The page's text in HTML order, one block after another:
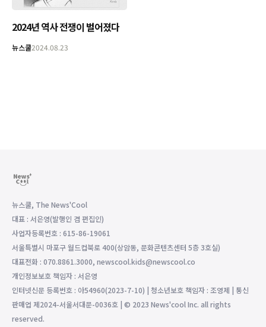
2024년 역사 전쟁이 벌어졌다
뉴스쿨2024.08.23
뉴스쿨, The News'Cool
대표 : 서은영(발행인 겸 편집인)
사업자등록번호 : 615-86-19061
서울특별시 마포구 월드컵북로 400(상암동, 문화콘텐츠센터 5층 3호실)
대표전화 : 070.8861.3000, newscool.kids@newscool.co
개인정보보호 책임자 : 서은영
인터넷신문 등록번호 : 아54960(2023-7-10) | 청소년보호 책임자 : 조영제 | 통신
판매업 제2024-서울서대문-0036호 | © 2023 News'cool Inc. all rights
reserved.